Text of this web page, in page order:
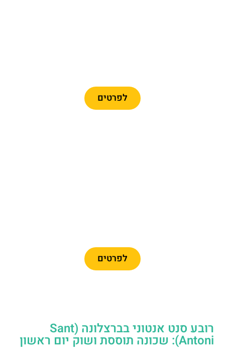
לפרטים
לפרטים
רובע סנט אנטוני בברצלונה (Sant
Antoni): שכונה תוססת ושוק יום ראשון